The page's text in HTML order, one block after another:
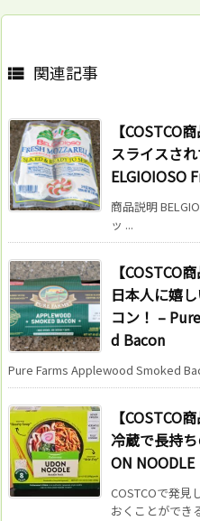
 関連記事
【COSTCO
スライスさ
ELGIOIOSO
商品説明
ッ ...
【COSTCO
日本人に嬉
コン！ –
d Bacon
Pure Farms Applewood Smoked
【COSTCO
冷蔵で長持
ON NOODLE
COSTCOで発見
おくことができ